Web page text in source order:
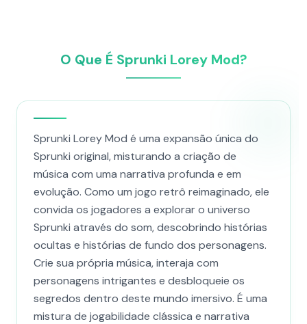
O Que É Sprunki Lorey Mod?
Sprunki Lorey Mod é uma expansão única do
Sprunki original, misturando a criação de
música com uma narrativa profunda e em
evolução. Como um jogo retrô reimaginado, ele
convida os jogadores a explorar o universo
Sprunki através do som, descobrindo histórias
ocultas e histórias de fundo dos personagens.
Crie sua própria música, interaja com
personagens intrigantes e desbloqueie os
segredos dentro deste mundo imersivo. É uma
mistura de jogabilidade clássica e narrativa